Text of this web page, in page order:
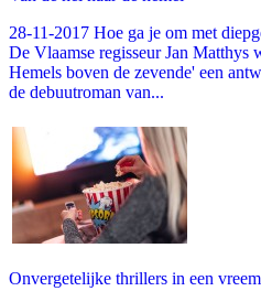
28-11-2017 Hoe ga je om met
De Vlaamse regisseur Jan
Hemels boven de zevende' een
de debuutroman van...
Onvergetelijke thrillers in een